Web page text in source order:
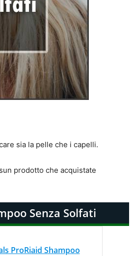
sia la pelle che i capelli.
prodotto che acquistate
Senza Solfati
ProRiaid Shampoo